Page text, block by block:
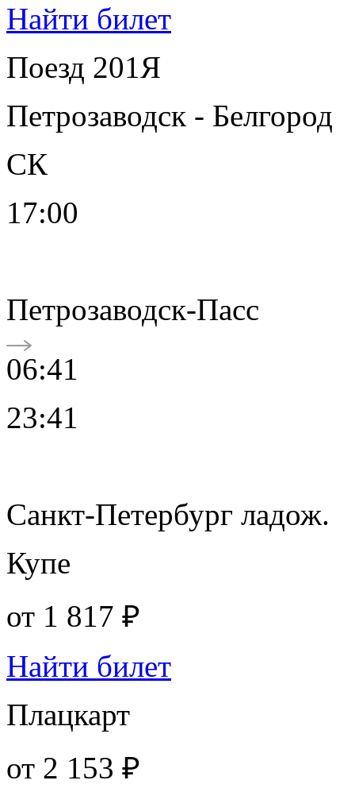
Найти билет
Поезд 201Я
Петрозаводск - Белгород
СК
17:00
Петрозаводск-Пасс
06:41
23:41
Санкт-Петербург ладож.
Купе
от 1 817 ₽
Найти билет
Плацкарт
от 2 153 ₽